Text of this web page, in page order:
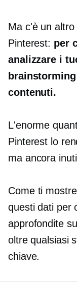
Ma c'è un
Pinterest: per
analizzare i
contenuti.
L'enorme
Pinterest lo
ma ancora
Come ti
questi dati per
approfondite
oltre qualsiasi
chiave.